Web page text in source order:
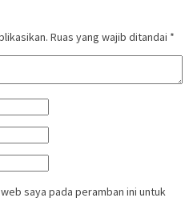
Ruas yang wajib ditandai *
saya pada peramban ini untuk